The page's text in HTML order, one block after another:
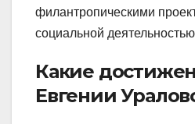
филантропическими
социальной
Какие
Евгении